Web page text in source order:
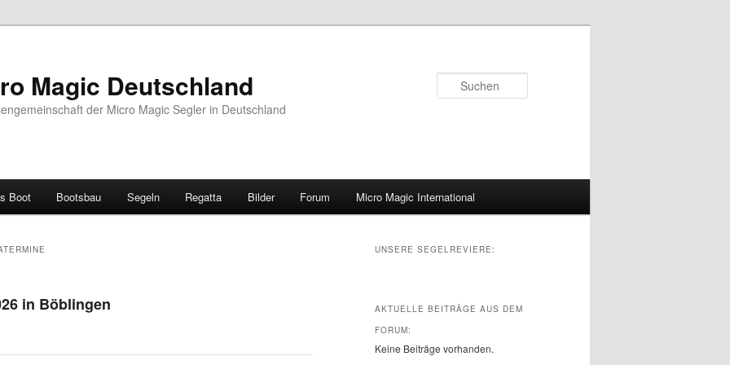
Magic Deutschland
der Micro Magic Segler in Deutschland
Boot Bootsbau Segeln Regatta Bilder Forum Micro Magic International
in Böblingen
UNSERE SEGELREVIERE:
AKTUELLE BEITRÄGE AUS DEM
FORUM:
Keine Beiträge vorhanden.